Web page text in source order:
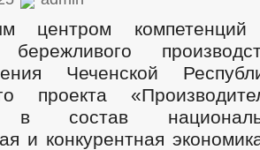
центром
бережливого
Чеченской
проекта
в состав
и конкурентная